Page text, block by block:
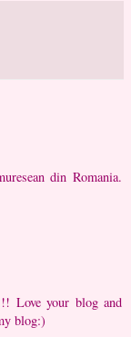
din Romania.
Love your blog and
blog:)